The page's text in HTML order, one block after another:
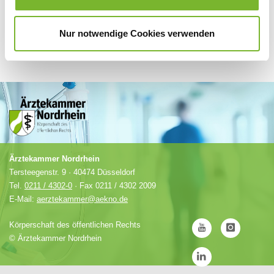
Nur notwendige Cookies verwenden
Ärztekammer Nordrhein
Tersteegenstr. 9 · 40474 Düsseldorf
Tel. 0211 / 4302-0 · Fax 0211 / 4302 2009
E-Mail: aerztekammer@aekno.de
Körperschaft des öffentlichen Rechts
© Ärztekammer Nordrhein